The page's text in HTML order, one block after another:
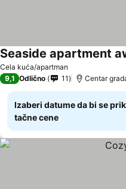
Cela kuća/apartman
9,1 Odlično 11 Centar
Izaberi datume da bi se
tačne cene